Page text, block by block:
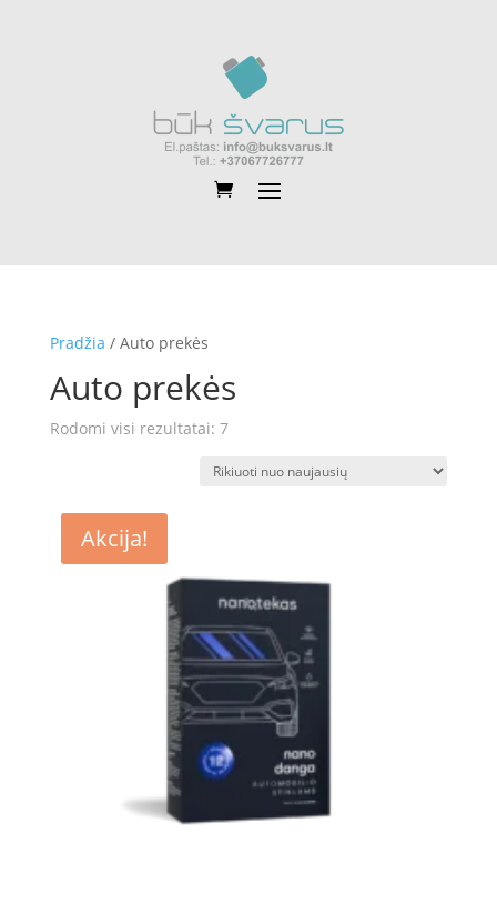
Pradžia / Auto prekės
Auto prekės
Rodomi visi rezultatai: 7Rūšiuojama
naujausią
Akcija!